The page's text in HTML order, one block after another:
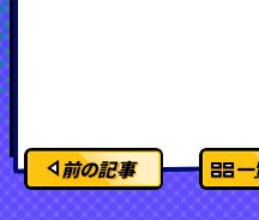
前の記事 一